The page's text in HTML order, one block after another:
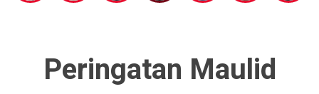
Peringatan Maulid